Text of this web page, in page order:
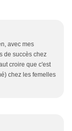
avec mes
de succès chez
croire que c'est
chez les femelles